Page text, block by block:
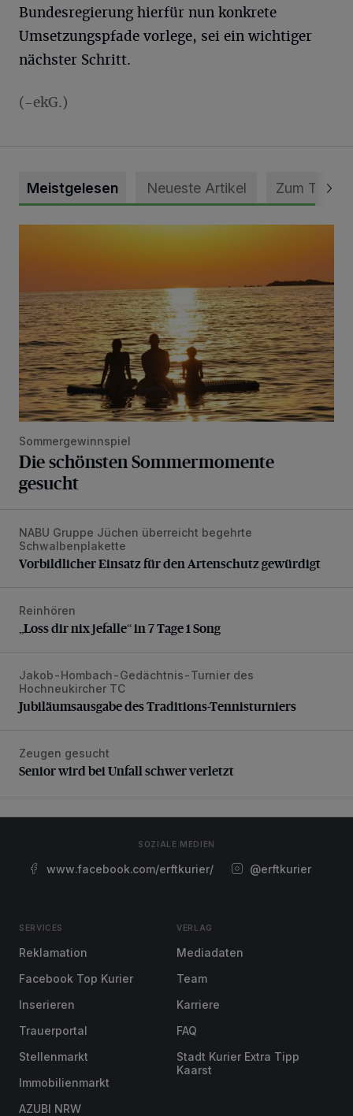
Bundesregierung hierfür nun konkrete
Umsetzungspfade vorlege, sei ein wichtiger
nächster Schritt.
(-ekG.)
Meistgelesen Neueste Artikel Zum Thema
Die schönsten Sommermomente gesucht
Sommergewinnspiel
Die schönsten Sommermomente
gesucht
Vorbildlicher Einsatz für den Artenschutz gewürdigt
NABU Gruppe Jüchen überreicht begehrte
Schwalbenplakette
Vorbildlicher Einsatz für den Artenschutz gewürdigt
„Loss dir nix jefalle“ in 7 Tage 1 Song
Reinhören
„Loss dir nix jefalle“ in 7 Tage 1 Song
Jubiläumsausgabe des Traditions-Tennisturniers
Jakob-Hombach-Gedächtnis-Turnier des
Hochneukircher TC
Jubiläumsausgabe des Traditions-Tennisturniers
Senior wird bei Unfall schwer verletzt
Zeugen gesucht
Senior wird bei Unfall schwer verletzt
SOZIALE MEDIEN
www.facebook.com/erftkurier/ @erftkurier
SERVICES
Reklamation
Facebook Top Kurier
Inserieren
Trauerportal
Stellenmarkt
Immobilienmarkt
AZUBI NRW
VERLAG
Mediadaten
Team
Karriere
FAQ
Stadt Kurier Extra Tipp
Kaarst